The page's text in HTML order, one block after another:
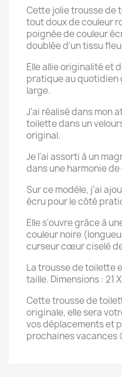
Cette jolie trousse de
tout doux de couleur
poignée de couleur
doublée d'un tissu
Elle allie originalité et
pratique au quotidien
large.
J'ai réalisé dans mon
toilette dans un
original.
Je l'ai assorti à un
dans une harmonie
Sur ce modèle, j'ai
écru pour le côté
Elle s'ouvre grâce à
couleur noire
curseur cœur ciselé
La trousse de toilette
taille. Dimensions : 21
Cette trousse de
originale, elle sera
vos déplacements et
prochaines vacances
Créer une
Nom de la liste d'envies